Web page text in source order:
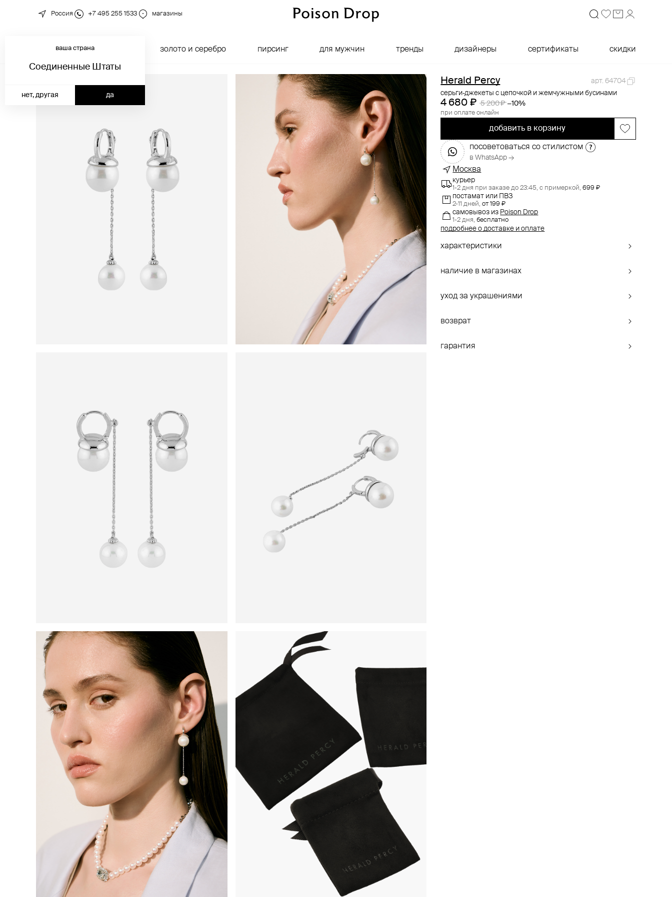
Россия +7 495 255 1533 магазины
новинки золото и серебро пирсинг для мужчин тренды дизайнеры сертификаты скидки
ваша страна
Соединенные Штаты
да
нет, другая
Herald Percy
арт. 64704
серьги-джекеты с цепочкой и жемчужными бусинами
4 680 ₽ 5 200 ₽ −10%
при оплате онлайн
добавить в корзину
посоветоваться со стилистом
в WhatsApp →
Москва
курьер
1-2 дня при заказе до 23:45,с примеркой, 699 ₽
постамат или ПВЗ
2-11 дней,от 199 ₽
самовывоз из Poison Drop
1-2 дня,бесплатно
подробнее о доставке и оплате
характеристики
наличие в магазинах
уход за украшениями
возврат
гарантия